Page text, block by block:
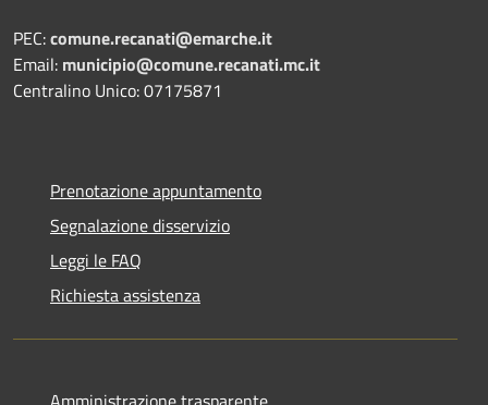
PEC:comune.recanati@emarche.it
Email: municipio@comune.recanati.mc.it
Centralino Unico: 07175871
Prenotazione appuntamento
Segnalazione disservizio
Leggi le FAQ
Richiesta assistenza